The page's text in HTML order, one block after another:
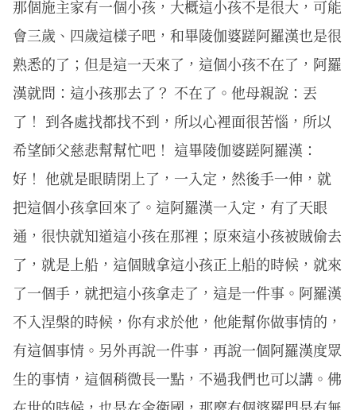
那個施主家有一個小孩，大概這小孩不是很大，可能
會三歲、四歲這樣子吧，和畢陵伽婆蹉阿羅漢也是很
熟悉的了；但是這一天來了，這個小孩不在了，阿羅
漢就問：這小孩那去了？ 不在了。他母親說：丟
了！ 到各處找都找不到，所以心裡面很苦惱，所以
希望師父慈悲幫幫忙吧！ 這畢陵伽婆蹉阿羅漢：
好！ 他就是眼睛閉上了，一入定，然後手一伸，就
把這個小孩拿回來了。這阿羅漢一入定，有了天眼
通，很快就知道這小孩在那裡；原來這小孩被賊偷去
了，就是上船，這個賊拿這小孩正上船的時候，就來
了一個手，就把這小孩拿走了，這是一件事。阿羅漢
不入涅槃的時候，你有求於他，他能幫你做事情的，
有這個事情。另外再說一件事，再說一個阿羅漢度眾
生的事情，這個稍微長一點，不過我們也可以講。佛